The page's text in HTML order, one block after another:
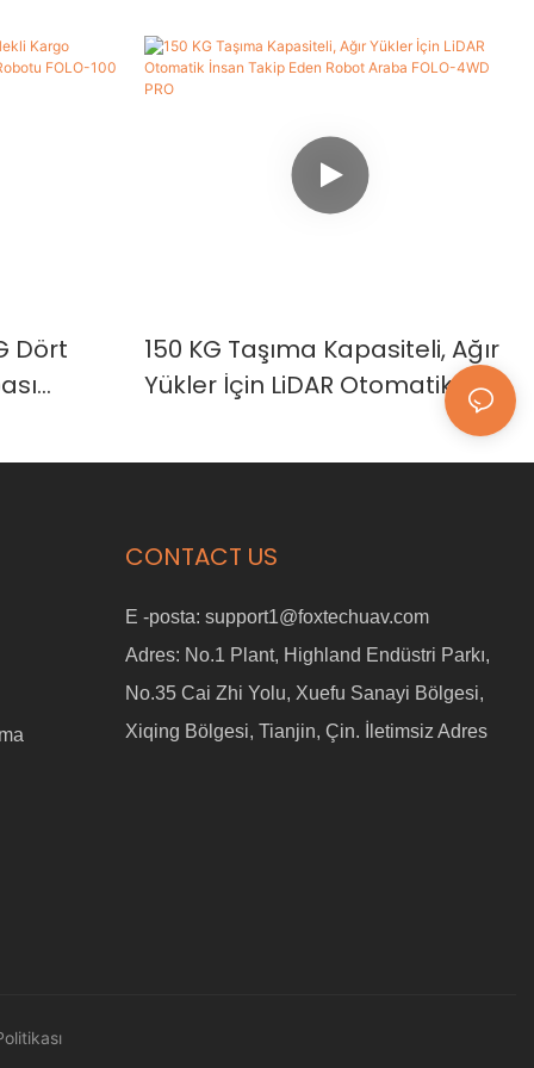
Dört
150 KG Taşıma Kapasiteli, Ağır
Yükler İçin LiDAR Otomatik
İnsan Takip Eden Robot Araba
FOLO-4WD PRO
CONTACT US
E -posta: support1@foxtechuav.com
Adres: No.1 Plant, Highland Endüstri Parkı,
No.35 Cai Zhi Yolu, Xuefu Sanayi Bölgesi,
Xiqing Bölgesi, Tianjin, Çin. İletimsiz Adres